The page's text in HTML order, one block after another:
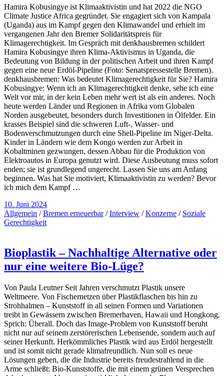
Hamira Kobusingye ist Klimaaktivistin und hat 2022 die NGO
Climate Justice Africa gegründet. Sie engagiert sich von Kampala
(Uganda) aus im Kampf gegen den Klimawandel und erhielt im
vergangenen Jahr den Bremer Solidaritätspreis für
Klimagerechtigkeit. Im Gespräch mit denkhausbremen schildert
Hamira Kobusingye ihren Klima-Aktivismus in Uganda, die
Bedeutung von Bildung in der politischen Arbeit und ihren Kampf
gegen eine neue Erdöl-Pipeline (Foto: Senatspressestelle Bremen).
denkhausbremen: Was bedeutet Klimagerechtigkeit für Sie? Hamira
Kobusingye: Wenn ich an Klimagerechtigkeit denke, sehe ich eine
Welt vor mir, in der kein Leben mehr wert ist als ein anderes. Noch
heute werden Länder und Regionen in Afrika vom Globalen
Norden ausgebeutet, besonders durch Investitionen in Ölfelder. Ein
krasses Beispiel sind die schweren Luft-, Wasser- und
Bodenverschmutzungen durch eine Shell-Pipeline im Niger-Delta.
Kinder in Ländern wie dem Kongo werden zur Arbeit in
Kobaltminen gezwungen, dessen Abbau für die Produktion von
Elektroautos in Europa genutzt wird. Diese Ausbeutung muss sofort
enden; sie ist grundlegend ungerecht. Lassen Sie uns am Anfang
beginnen. Was hat Sie motiviert, Klimaaktivistin zu werden? Bevor
ich mich dem Kampf …
10. Juni 2024
Allgemein /Bremen erneuerbar/Interview /Konzerne / Soziale
Gerechtigkeit
Bioplastik – Nachhaltige Alternative oder
nur eine weitere Bio-Lüge?
Von Paula Leutner Seit Jahren verschmutzt Plastik unsere
Weltmeere. Von Fischernetzen über Plastikflaschen bis hin zu
Strohhalmen – Kunststoff in all seinen Formen und Variationen
treibt in Gewässern zwischen Bremerhaven, Hawaii und Hongkong.
Sprich: Überall. Doch das Image-Problem von Kunststoff beruht
nicht nur auf seinem zerstörerischen Lebensende, sondern auch auf
seiner Herkunft. Herkömmliches Plastik wird aus Erdöl hergestellt
und ist somit nicht gerade klimafreundlich. Nun soll es neue
Lösungen geben, die die Industrie bereits freudestrahlend in die
Arme schließt: Bio-Kunststoffe, die mit einem grünen Versprechen